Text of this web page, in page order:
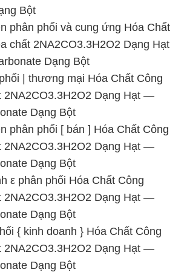
Bột
phân phối và cung ứng Hóa Chất
chất 2NA2CO3.3H2O2 Dạng Hạt
Dạng Bột
| thương mại Hóa Chất Công
2NA2CO3.3H2O2 Dạng Hạt —
Dạng Bột
phân phối [ bán ] Hóa Chất Công
2NA2CO3.3H2O2 Dạng Hạt —
Dạng Bột
ε phân phối Hóa Chất Công
2NA2CO3.3H2O2 Dạng Hạt —
Dạng Bột
{ kinh doanh } Hóa Chất Công
2NA2CO3.3H2O2 Dạng Hạt —
Dạng Bột